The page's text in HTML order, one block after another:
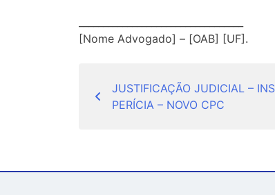
[Nome Advogado] – [OAB] [UF].
Navegação
de
JUSTIFICAÇÃO JUDICIAL –
PERÍCIA – NOVO CPC